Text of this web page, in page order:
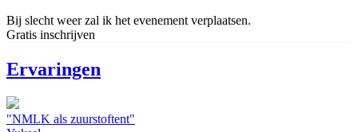
Bij slecht weer zal ik het evenement verplaatsen.
Gratis inschrijven
Ervaringen
"NMLK als zuurstoftent"